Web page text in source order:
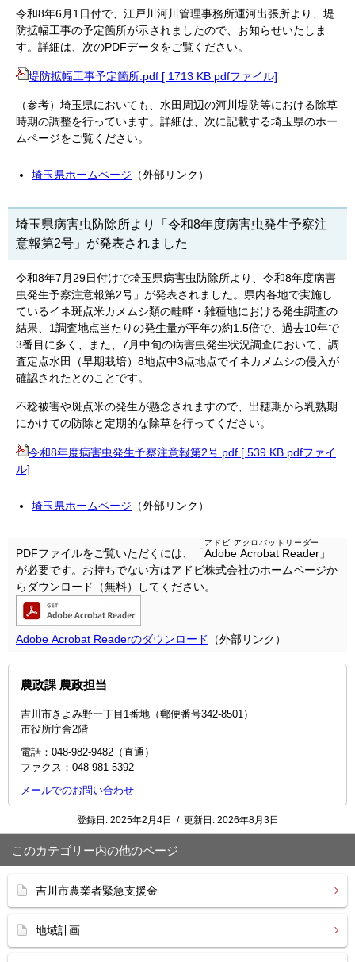
令和8年6月1日付で、江戸川河川管理事務所運河出張所より、堤
防拡幅工事の予定箇所が示されましたので、お知らせいたしま
す。詳細は、次のPDFデータをご覧ください。
堤防拡幅工事予定箇所.pdf [ 1713 KB pdfファイル]
（参考）埼玉県においても、水田周辺の河川堤防等における除草
時期の調整を行っています。詳細は、次に記載する埼玉県のホー
ムページをご覧ください。
埼玉県ホームページ （外部リンク）
埼玉県病害虫防除所より「令和8年度病害虫発生予察注
意報第2号」が発表されました
令和8年7月29日付けで埼玉県病害虫防除所より、令和8年度病害
虫発生予察注意報第2号」が発表されました。県内各地で実施し
ているイネ斑点米カメムシ類の畦畔・雑種地における発生調査の
結果、1調査地点当たりの発生量が平年の約1.5倍で、過去10年で
3番目に多く、また、7月中旬の病害虫発生状況調査において、調
査定点水田（早期栽培）8地点中3点地点でイネカメムシの侵入が
確認されたとのことです。
不稔被害や斑点米の発生が懸念されますので、出穂期から乳熟期
にかけての防除と定期的な除草を行ってください。
令和8年度病害虫発生予察注意報第2号.pdf [ 539 KB pdfファイ
ル]
埼玉県ホームページ （外部リンク）
PDFファイルをご覧いただくには、「Adobe Acrobat Reader
アドビ アクロバットリーダー
」
が必要です。お持ちでない方はアドビ株式会社のホームページか
らダウンロード（無料）してください。
Adobe Acrobat Readerのダウンロード （外部リンク）
農政課 農政担当
吉川市きよみ野一丁目1番地（郵便番号342-8501）
市役所庁舎2階
電話：048-982-9482（直通）
ファクス：048-981-5392
メールでのお問い合わせ
登録日: 2025年2月4日 / 更新日: 2026年8月3日
このカテゴリー内の他のページ
吉川市農業者緊急支援金
地域計画